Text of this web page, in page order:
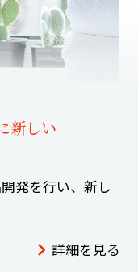
新しい
発を行い、新し
詳細を見る